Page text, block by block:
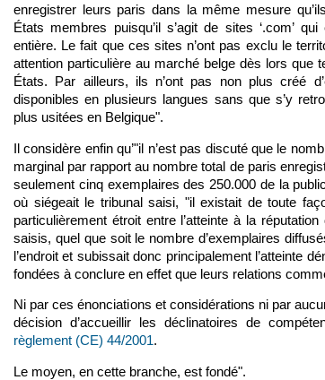
enregistrer leurs paris dans la même mesure
États membres puisqu’il s’agit de sites ‘.com’
entière. Le fait que ces sites n’ont pas exclu le
attention particulière au marché belge dès lors que
États. Par ailleurs, ils n’ont pas non plus créé
disponibles en plusieurs langues sans que s’y
plus usitées en Belgique".
Il considère enfin qu’"il n’est pas discuté que le
marginal par rapport au nombre total de paris
seulement cinq exemplaires des 250.000 de la
où siégeait le tribunal saisi, "il existait de toute
particulièrement étroit entre l’atteinte à la
saisis, quel que soit le nombre d’exemplaires
l’endroit et subissait donc principalement l’atteinte
fondées à conclure en effet que leurs relations
Ni par ces énonciations et considérations ni par
décision d’accueillir les déclinatoires de
règlement (CE) 44/2001.
Le moyen, en cette branche, est fondé".